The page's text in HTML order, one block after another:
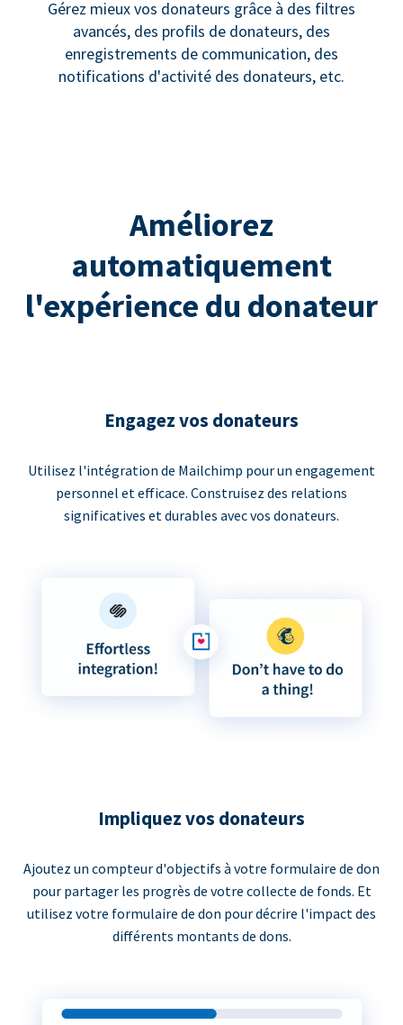
Gérez mieux vos donateurs grâce à des filtres
avancés, des profils de donateurs, des
enregistrements de communication, des
notifications d'activité des donateurs, etc.
Améliorez
automatiquement
l'expérience du donateur
Engagez vos donateurs
Utilisez l'intégration de Mailchimp pour un engagement
personnel et efficace. Construisez des relations
significatives et durables avec vos donateurs.
Impliquez vos donateurs
Ajoutez un compteur d'objectifs à votre formulaire de don
pour partager les progrès de votre collecte de fonds. Et
utilisez votre formulaire de don pour décrire l'impact des
différents montants de dons.